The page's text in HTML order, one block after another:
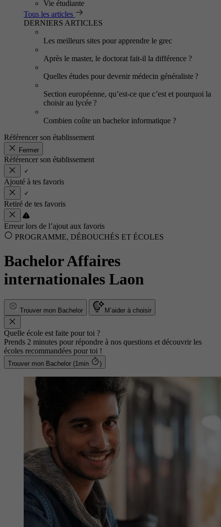
Vie étudiante
Tous les articles
DERNIERS ARTICLES
Les meilleurs sites pour apprendre le grec
Après le master, le doctorat fait-il la différence ?
Quelles études pour devenir médecin généraliste ?
Section européenne, qu’est-ce que c’est et pourquoi la
choisir au lycée ?
Combien coûte un bachelor informatique ?
Référencer son établissement
Fermer
Référencer son établissement
Ajouté à tes favoris
Retiré de tes favoris
Erreur lors de l’ajout aux favoris
PROGRAMME, DÉBOUCHÉS ET ÉCOLES
Bachelor Affaires
internationales Laon
Trouver mon Bachelor M’aider à choisir
Quelle école est faite pour toi ?
Prends 2 minutes pour répondre à nos questions et découvrir les
écoles recommandées pour toi !
Trouver mon Bachelor (1min )